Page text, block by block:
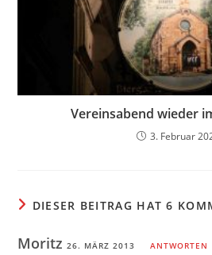
Vereinsabend wieder
3. Februar
DIESER BEITRAG HAT 6
Moritz26. MÄRZ 2013 ANTWORTEN